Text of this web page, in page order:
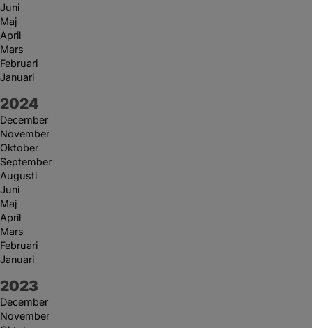
Juni
Maj
April
Mars
Februari
Januari
År:
2024
December
November
Oktober
September
Augusti
Juni
Maj
April
Mars
Februari
Januari
År:
2023
December
November